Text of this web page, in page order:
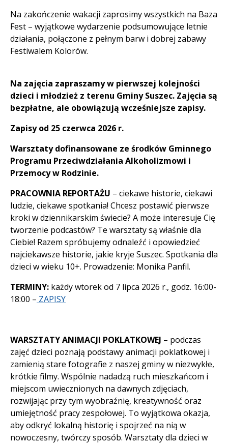
Na zakończenie wakacji zaprosimy wszystkich na Baza
Fest – wyjątkowe wydarzenie podsumowujące letnie
działania, połączone z pełnym barw i dobrej zabawy
Festiwalem Kolorów.
Na zajęcia zapraszamy w pierwszej kolejności
dzieci i młodzież z terenu Gminy Suszec. Zajęcia są
bezpłatne, ale obowiązują wcześniejsze zapisy.
Zapisy od 25 czerwca 2026 r.
Warsztaty dofinansowane ze środków Gminnego
Programu Przeciwdziałania Alkoholizmowi i
Przemocy w Rodzinie.
PRACOWNIA REPORTAŻU – ciekawe historie, ciekawi
ludzie, ciekawe spotkania! Chcesz postawić pierwsze
kroki w dziennikarskim świecie? A może interesuje Cię
tworzenie podcastów? Te warsztaty są właśnie dla
Ciebie! Razem spróbujemy odnaleźć i opowiedzieć
najciekawsze historie, jakie kryje Suszec. Spotkania dla
dzieci w wieku 10+. Prowadzenie: Monika Panfil.
TERMINY: każdy wtorek od 7 lipca 2026 r., godz. 16:00-
18:00 – ZAPISY
WARSZTATY ANIMACJI POKLATKOWEJ – podczas
zajęć dzieci poznają podstawy animacji poklatkowej i
zamienią stare fotografie z naszej gminy w niezwykłe,
krótkie filmy. Wspólnie nadadzą ruch mieszkańcom i
miejscom uwiecznionych na dawnych zdjęciach,
rozwijając przy tym wyobraźnię, kreatywność oraz
umiejętność pracy zespołowej. To wyjątkowa okazja,
aby odkryć lokalną historię i spojrzeć na nią w
nowoczesny, twórczy sposób. Warsztaty dla dzieci w